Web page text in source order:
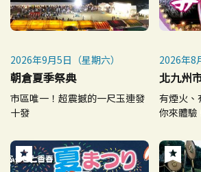
2026年9月5日（星期六）
朝倉夏季祭典
市區唯一！超震撼的一尺玉連發
十發
2026年8
※如遇惡
北九州
有煙火、
你來體驗